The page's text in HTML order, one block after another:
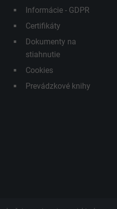
Informácie - GDPR
Certifikáty
Dokumenty na
stiahnutie
Cookies
Prevádzkové knihy